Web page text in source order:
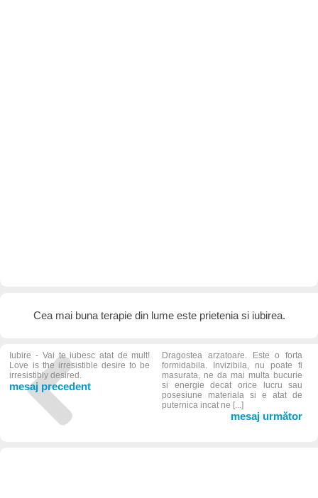
Cea mai buna terapie din lume este prietenia si iubirea.
Iubire - Vai te iubesc atat de mult!
Love is the irresistible desire to be
irresistibly desired.
mesaj precedent
Dragostea arzatoare. Este o forta
formidabila. Invizibila, nu poate fi
masurata, ne da mai multa bucurie
si energie decat orice lucru sau
posesiune materiala si e atat de
puternica incat ne [...]
mesaj următor